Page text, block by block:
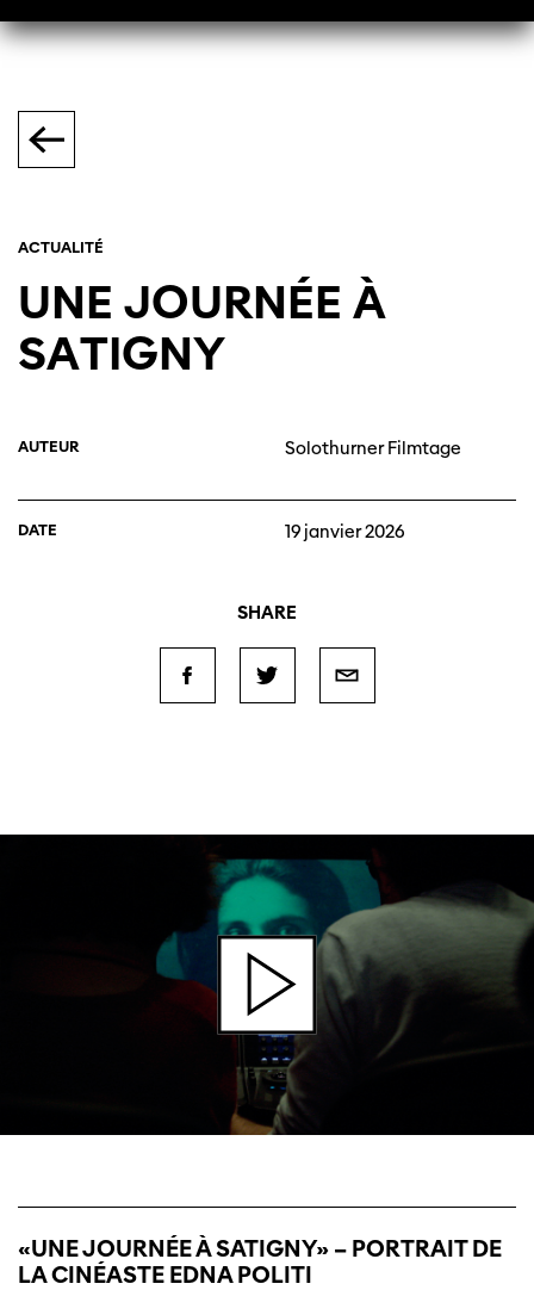
ACTUALITÉ
UNE JOURNÉE À
SATIGNY
AUTEUR Solothurner Filmtage
DATE 19 janvier 2026
SHARE
«UNE JOURNÉE À SATIGNY» – PORTRAIT DE
LA CINÉASTE EDNA POLITI